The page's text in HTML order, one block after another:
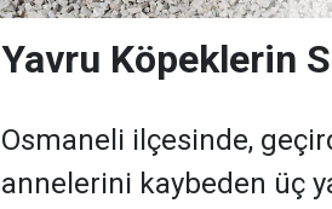
Yavru Köpeklerin
Osmaneli ilçesinde,
annelerini kaybeden üç